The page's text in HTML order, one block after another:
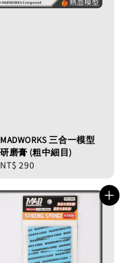
MADWORKS 三合一模型
研磨膏 (粗中細目)
Regular
NT$ 290